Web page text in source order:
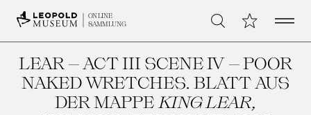
ONLINE
SAMMLUNG
Suche Meine Open
LEAR – ACT III SCENE IV – POOR
NAKED WRETCHES. BLATT AUS
DER MAPPE KING LEAR,